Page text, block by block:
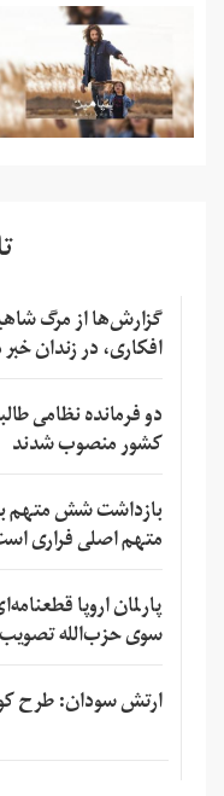
گزارش‌ها از مرگ
افکاری، در زندان
دو فرمانده نظامی
کشور منصوب شدند
بازداشت شش متهم
متهم اصلی فراری
پارلمان اروپا
سوی حزب‌الله
ارتش سودان: طرح